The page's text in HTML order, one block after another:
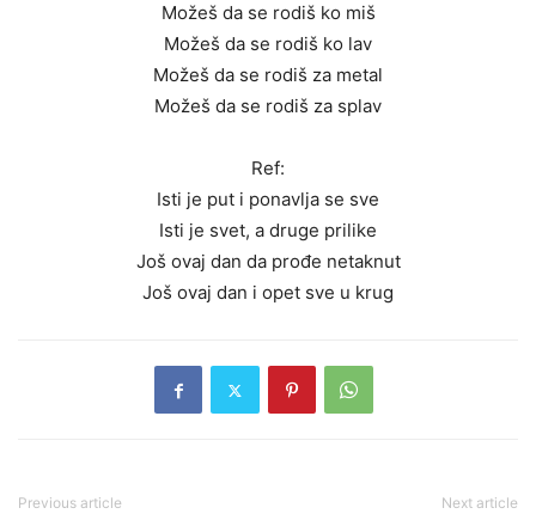
Možeš da se rodiš ko miš
Možeš da se rodiš ko lav
Možeš da se rodiš za metal
Možeš da se rodiš za splav
Ref:
Isti je put i ponavlja se sve
Isti je svet, a druge prilike
Još ovaj dan da prođe netaknut
Još ovaj dan i opet sve u krug
Previous article Next article